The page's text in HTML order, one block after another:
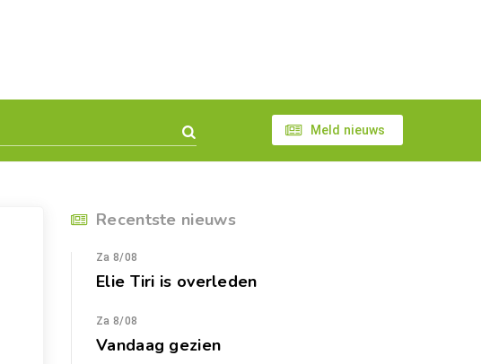
Meld nieuws
Recentste nieuws
Za 8/08
Elie Tiri is overleden
Za 8/08
Vandaag gezien